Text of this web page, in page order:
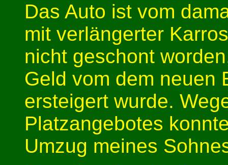
Das Auto ist vom
mit verlängerter
nicht geschont
Geld vom dem neuen
ersteigert wurde.
Platzangebotes
Umzug meines